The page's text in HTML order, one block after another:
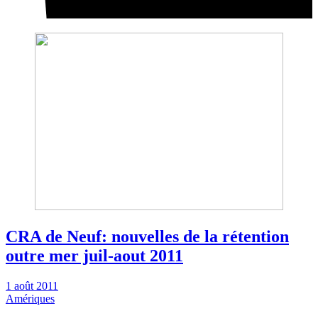
CRA de Neuf: nouvelles de la rétention
outre mer juil-aout 2011
1 août 2011
Amériques